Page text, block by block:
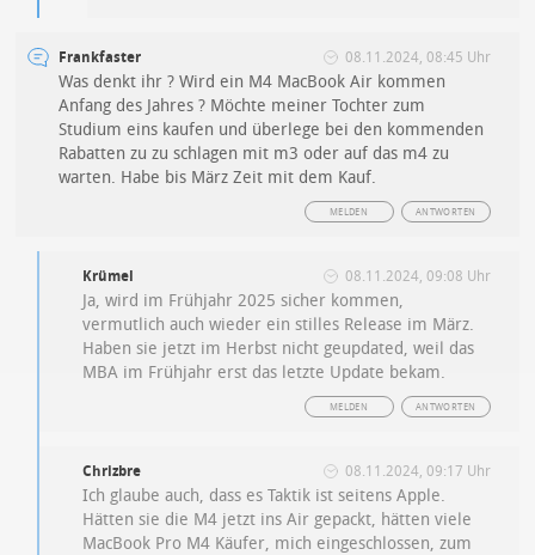
Frankfaster 08.11.2024, 08:45 Uhr
Was denkt ihr ? Wird ein M4 MacBook Air kommen
Anfang des Jahres ? Möchte meiner Tochter zum
Studium eins kaufen und überlege bei den kommenden
Rabatten zu zu schlagen mit m3 oder auf das m4 zu
warten. Habe bis März Zeit mit dem Kauf.
ANTWORTEN
MELDEN
Krümel 08.11.2024, 09:08 Uhr
Ja, wird im Frühjahr 2025 sicher kommen,
vermutlich auch wieder ein stilles Release im März.
Haben sie jetzt im Herbst nicht geupdated, weil das
MBA im Frühjahr erst das letzte Update bekam.
ANTWORTEN
MELDEN
Chrizbre 08.11.2024, 09:17 Uhr
Ich glaube auch, dass es Taktik ist seitens Apple.
Hätten sie die M4 jetzt ins Air gepackt, hätten viele
MacBook Pro M4 Käufer, mich eingeschlossen, zum